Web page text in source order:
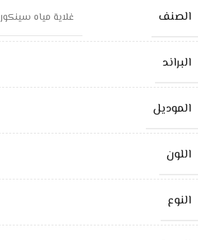
الصنف غلاية مياه سينكور 1.5 لتر – 2400 وات – أصفر
البراند
الموديل
اللون
النوع